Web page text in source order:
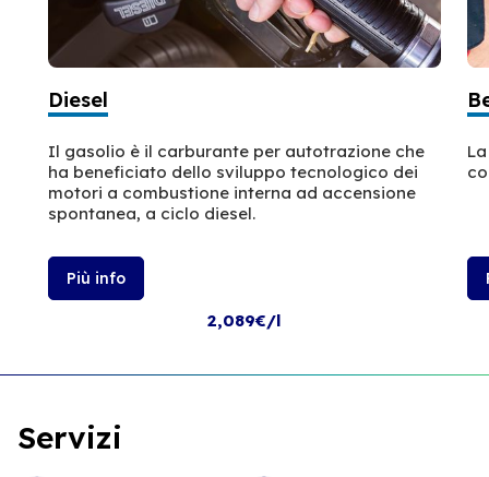
Diesel
Il gasolio è il carburante per autotrazione che
ha beneficiato dello sviluppo tecnologico dei
motori a combustione interna ad accensione
spontanea, a ciclo diesel.
Più info
2,089€/l
Servizi